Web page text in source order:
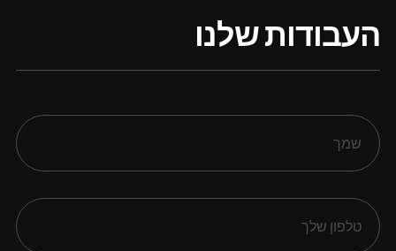
העבודות שלנו